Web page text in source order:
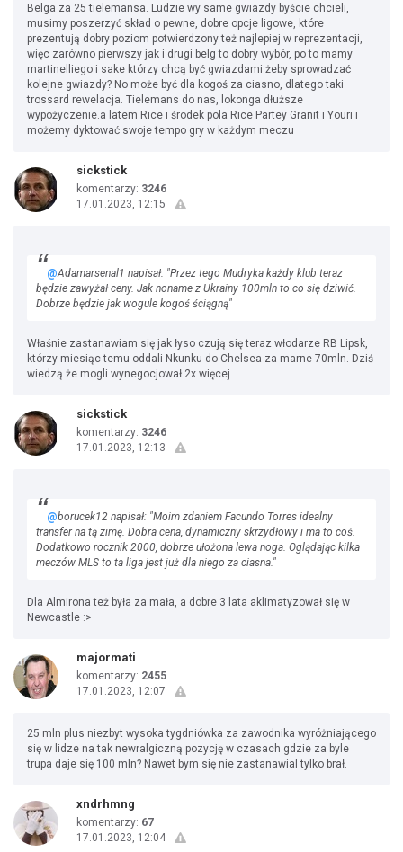
Belga za 25 tielemansa. Ludzie wy same gwiazdy byście chcieli,
musimy poszerzyć skład o pewne, dobre opcje ligowe, które
prezentują dobry poziom potwierdzony też najlepiej w reprezentacji,
więc zarówno pierwszy jak i drugi belg to dobry wybór, po to mamy
martinelliego i sake którzy chcą być gwiazdami żeby sprowadzać
kolejne gwiazdy? No może być dla kogoś za ciasno, dlatego taki
trossard rewelacja. Tielemans do nas, lokonga dłuższe
wypożyczenie.a latem Rice i środek pola Rice Partey Granit i Youri i
możemy dyktować swoje tempo gry w każdym meczu
sickstick
komentarzy: 3246
17.01.2023, 12:15
@Adamarsenal1 napisał: "Przez tego Mudryka każdy klub teraz
będzie zawyżał ceny. Jak noname z Ukrainy 100mln to co się dziwić.
Dobrze będzie jak wogule kogoś ściągną"
Właśnie zastanawiam się jak łyso czują się teraz włodarze RB Lipsk,
którzy miesiąc temu oddali Nkunku do Chelsea za marne 70mln. Dziś
wiedzą że mogli wynegocjował 2x więcej.
sickstick
komentarzy: 3246
17.01.2023, 12:13
@borucek12 napisał: "Moim zdaniem Facundo Torres idealny
transfer na tą zimę. Dobra cena, dynamiczny skrzydłowy i ma to coś.
Dodatkowo rocznik 2000, dobrze ułożona lewa noga. Oglądając kilka
meczów MLS to ta liga jest już dla niego za ciasna."
Dla Almirona też była za mała, a dobre 3 lata aklimatyzował się w
Newcastle :>
majormati
komentarzy: 2455
17.01.2023, 12:07
25 mln plus niezbyt wysoka tygdniówka za zawodnika wyróżniającego
się w lidze na tak newralgiczną pozycję w czasach gdzie za byle
trupa daje się 100 mln? Nawet bym się nie zastanawial tylko brał.
xndrhmng
komentarzy: 67
17.01.2023, 12:04